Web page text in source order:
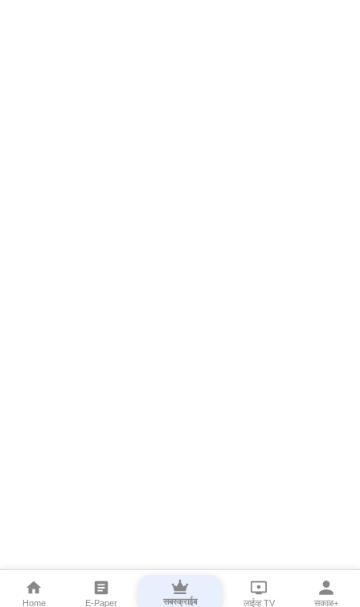
Home E-Paper सबस्क्राईब लाईव्ह TV सकाळ+